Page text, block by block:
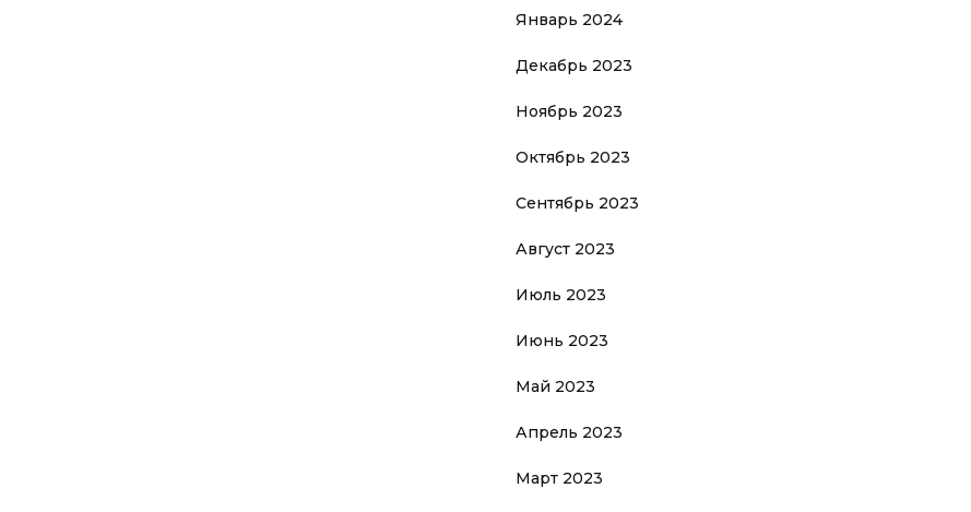
Январь 2024
Декабрь 2023
Ноябрь 2023
Октябрь 2023
Сентябрь 2023
Август 2023
Июль 2023
Июнь 2023
Май 2023
Апрель 2023
Март 2023